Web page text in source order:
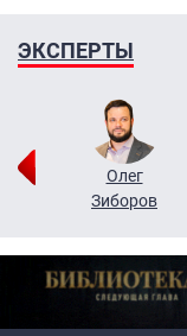
ЭКСПЕРТЫ
Олег
Зиборов